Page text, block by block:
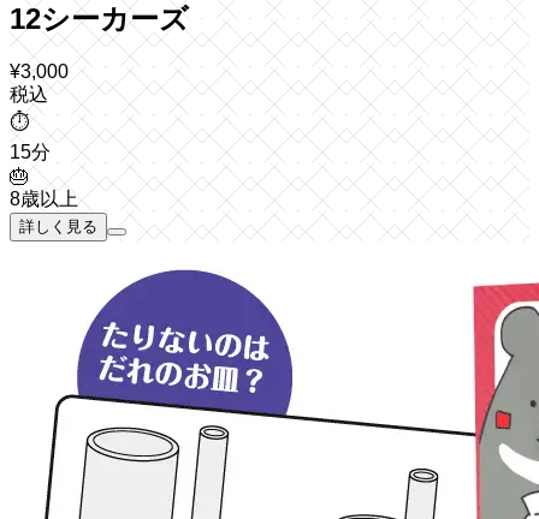
12シーカーズ
¥3,000
税込
⏱️
15分
🎂
8歳以上
詳しく見る